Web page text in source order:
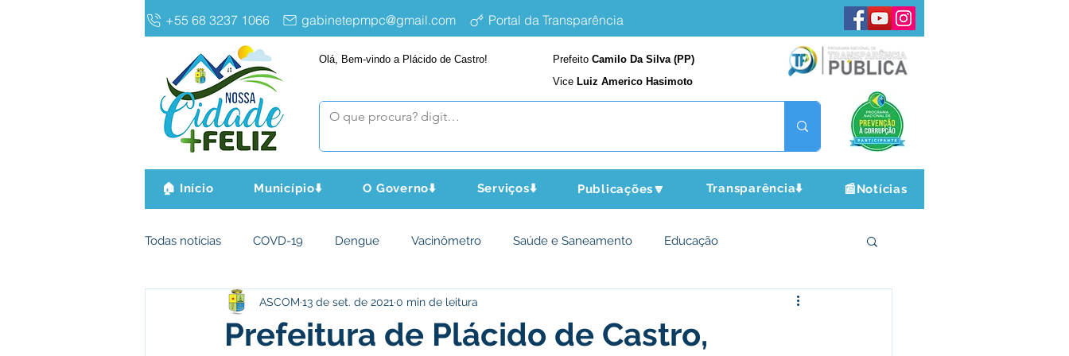
+55 68 3237 1066 gabinetepmpc@gmail.com Portal da Transparência
Olá, Bem-vindo a Plácido de Castro! Prefeito Camilo Da Silva (PP)
Vice Luiz Americo Hasimoto
🏠 Início Município⬇️ O Governo⬇️ Serviços⬇️ Publicações🔽 Transparência⬇️ 📰Notícias
Todas notícias COVD-19 Dengue Vacinômetro Saúde e Saneamento Educação
Infraestrutura e Obras Agricultura e Meio Ambiente
Prefeitura de Plácido de Castro,
ASCOM 13 de set. de 2021 0 min de leitura